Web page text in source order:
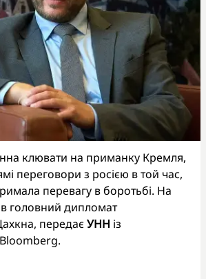
клювати на приманку Кремля,
переговори з росією в той час,
перевагу в боротьбі. На
головний дипломат
передає УНН із